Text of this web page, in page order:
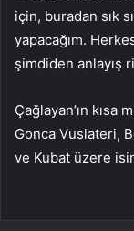
için, buradan sık
yapacağım.
şimdiden anlayış
Çağlayan’ın kısa
Gonca Vuslateri,
ve Kubat üzere